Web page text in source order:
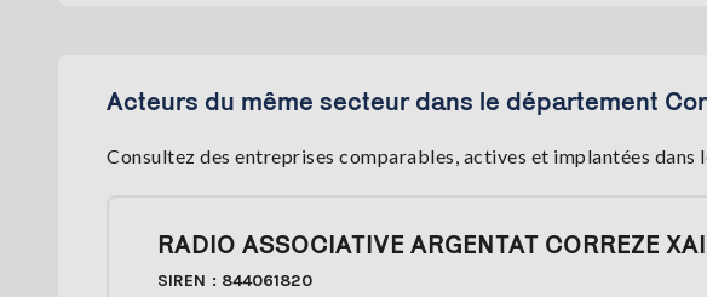
Acteurs du même secteur dans le département
Consultez des entreprises comparables, actives et implantées
RADIO ASSOCIATIVE ARGENTAT CORREZE
SIREN : 844061820